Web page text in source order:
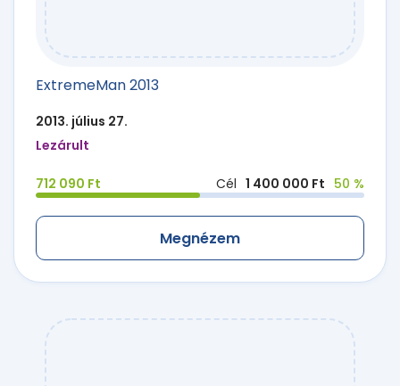
ExtremeMan 2013
2013. július 27.
Lezárult
712 090 Ft Cél 1 400 000 Ft 50 %
Megnézem